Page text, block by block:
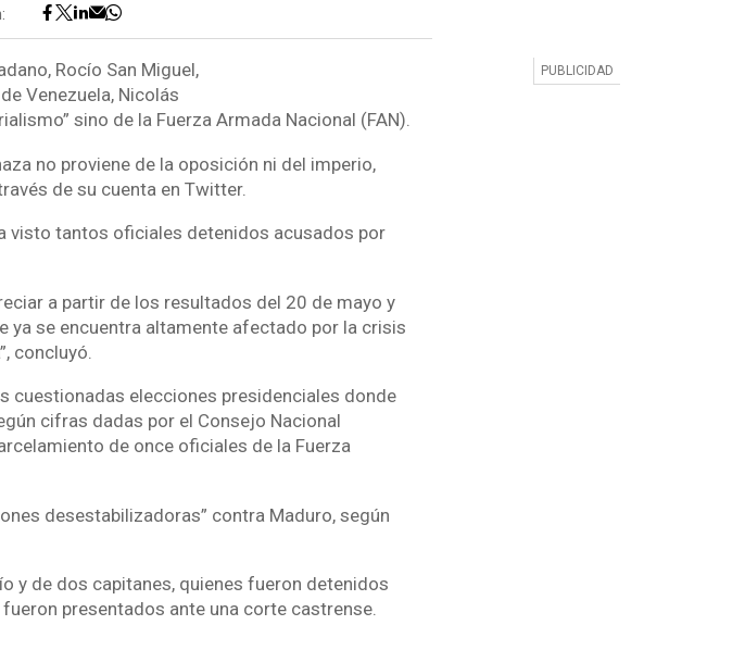
Rocío San Miguel,
Venezuela, Nicolás
sino de la Fuerza Armada Nacional (FAN).
no proviene de la oposición ni del imperio,
de su cuenta en Twitter.
visto tantos oficiales detenidos acusados por
a partir de los resultados del 20 de mayo y
ya se encuentra altamente afectado por la crisis
concluyó.
cuestionadas elecciones presidenciales donde
cifras dadas por el Consejo Nacional
de once oficiales de la Fuerza
desestabilizadoras” contra Maduro, según
y de dos capitanes, quienes fueron detenidos
presentados ante una corte castrense.